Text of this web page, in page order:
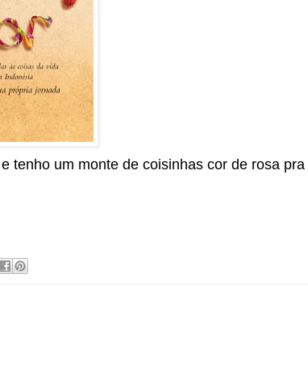
tenho um monte de coisinhas cor de rosa pra